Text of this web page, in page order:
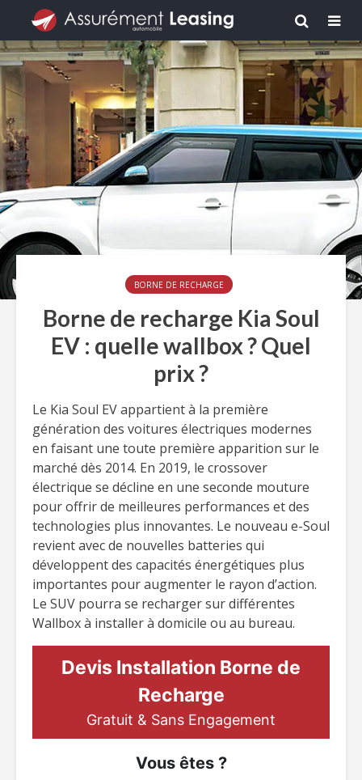
BORNE DE RECHARGE
Borne de recharge Kia Soul
EV : quelle wallbox ? Quel
prix ?
Le Kia Soul EV appartient à la première
génération des voitures électriques modernes
en faisant une toute première apparition sur le
marché dès 2014. En 2019, le crossover
électrique se décline en une seconde mouture
pour offrir de meilleures performances et des
technologies plus innovantes. Le nouveau e-Soul
revient avec de nouvelles batteries qui
développent des capacités énergétiques plus
importantes pour augmenter le rayon d’action.
Le SUV pourra se recharger sur différentes
Wallbox à installer à domicile ou au bureau.